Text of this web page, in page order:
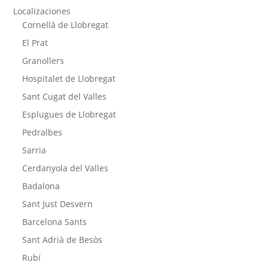
Localizaciones
Cornellá de Llobregat
El Prat
Granollers
Hospitalet de Llobregat
Sant Cugat del Valles
Esplugues de Llobregat
Pedralbes
Sarria
Cerdanyola del Valles
Badalona
Sant Just Desvern
Barcelona Sants
Sant Adrià de Besòs
Rubí